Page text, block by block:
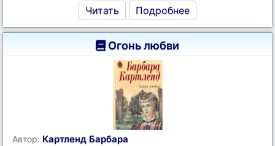
Читать Подробнее
Огонь любви
Автор: Картленд Барбара